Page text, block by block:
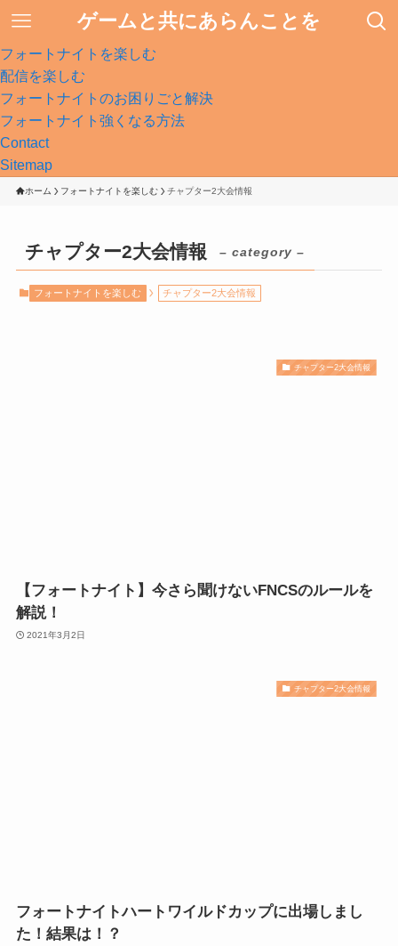
ゲームと共にあらんことを
フォートナイトを楽しむ
配信を楽しむ
フォートナイトのお困りごと解決
フォートナイト強くなる方法
Contact
Sitemap
ホーム フォートナイトを楽しむ チャプター2大会情報
チャプター2大会情報 – category –
フォートナイトを楽しむ チャプター2大会情報
チャプター2大会情報
【フォートナイト】今さら聞けないFNCSのルールを
解説！
2021年3月2日
チャプター2大会情報
フォートナイトハートワイルドカップに出場しまし
た！結果は！？